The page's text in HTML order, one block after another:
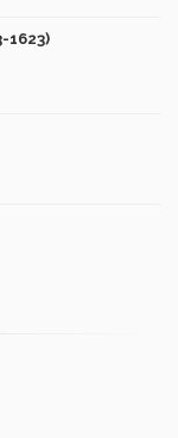
1623)